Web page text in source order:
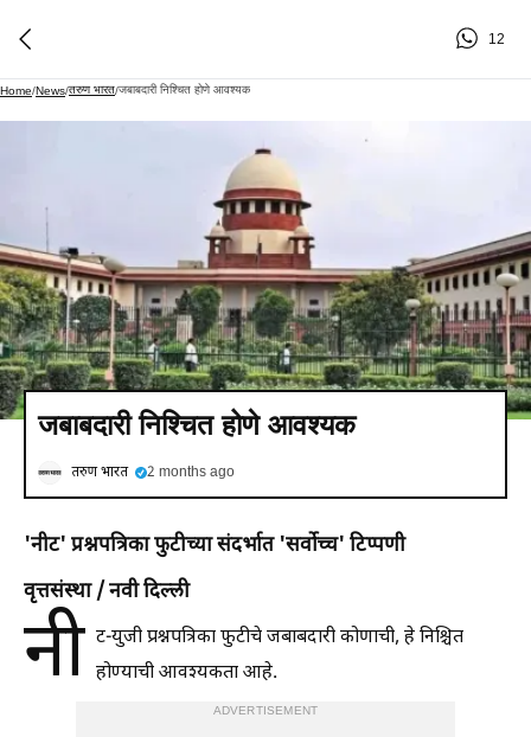
12
Home/News/तरुण भारत/जबाबदारी निश्चित होणे आवश्यक
जबाबदारी निश्चित होणे आवश्यक
तरुण भारत 2 months ago
'नीट' प्रश्नपत्रिका फुटीच्या संदर्भात 'सर्वोच्च' टिप्पणी
वृत्तसंस्था / नवी दिल्ली
नी ट-युजी प्रश्नपत्रिका फुटीचे जबाबदारी कोणाची, हे निश्चित
होण्याची आवश्यकता आहे.
ADVERTISEMENT